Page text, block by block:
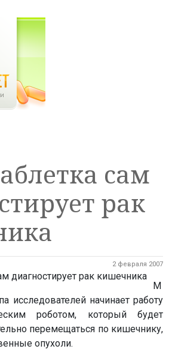
сам
рак
2 февраля 2007
М
исследователей начинает работу
роботом, который будет
перемещаться по кишечнику,
опухоли.